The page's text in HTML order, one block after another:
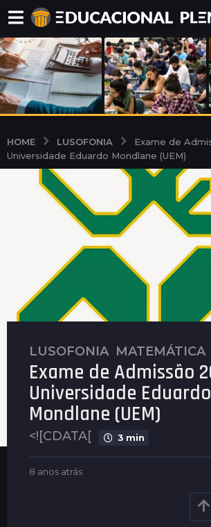
HOME LUSOFONIA
Exame de
Universidade Eduardo Mondlane (UEM)
8
a
n
o
s
a
r
LUSOFONIA ,MATEMÁTICA
Exame de Admissão
Universidade Eduardo
Mondlane (UEM)
<![CDATA[ 3 min
b
8 anos atrás